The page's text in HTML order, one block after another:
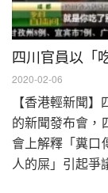
四川官員以「
2020-02-06
【香港輕新聞
的新聞發布會，
會上解釋「糞口
人的屎」引起爭